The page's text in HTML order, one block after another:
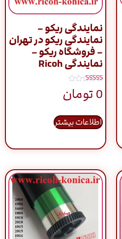
نمایندگی ریکو –
نمایندگی ریکو در تهران
– فروشگاه ریکو –
نمایندگی Ricoh
نمره
5.00
از 5
0تومان
اطلاعات بیشتر